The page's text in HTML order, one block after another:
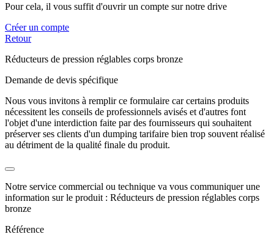
Pour cela, il vous suffit d'ouvrir un compte sur notre drive
Créer un compte
Retour
Réducteurs de pression réglables corps bronze
Demande de devis spécifique
Nous vous invitons à remplir ce formulaire car certains produits
nécessitent les conseils de professionnels avisés et d'autres font
l'objet d'une interdiction faite par des fournisseurs qui souhaitent
préserver ses clients d'un dumping tarifaire bien trop souvent réalisé
au détriment de la qualité finale du produit.
Notre service commercial ou technique va vous communiquer une
information sur le produit : Réducteurs de pression réglables corps
bronze
Référence